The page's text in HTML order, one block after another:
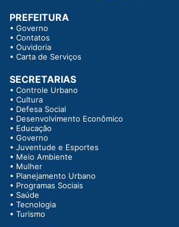
PREFEITURA
• Governo
• Contatos
• Ouvidoria
• Carta de Serviços
SECRETARIAS
• Controle Urbano
• Cultura
• Defesa Social
• Desenvolvimento Econômico
• Educação
• Governo
• Juventude e Esportes
• Meio Ambiente
• Mulher
• Planejamento Urbano
• Programas Sociais
• Saúde
• Tecnologia
• Turismo